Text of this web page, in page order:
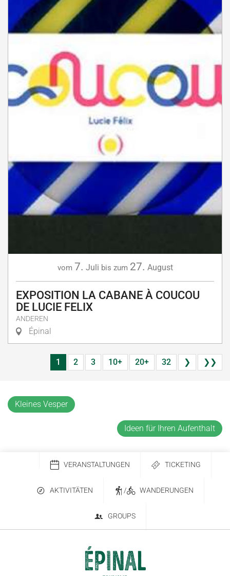
vom 7. Juli bis zum 27. August
EXPOSITION LA CABANE À COUCOU
DE LUCIE FELIX
ANDEREN
Épinal
1 2 3 10+ 20+ 32 ❯ ❯❯
Kleines Vesper
Ideen für Ihren Aufenthalt
VERANSTALTUNGEN TICKETING
AKTIVITÄTEN / WANDERUNGEN
GROUPS